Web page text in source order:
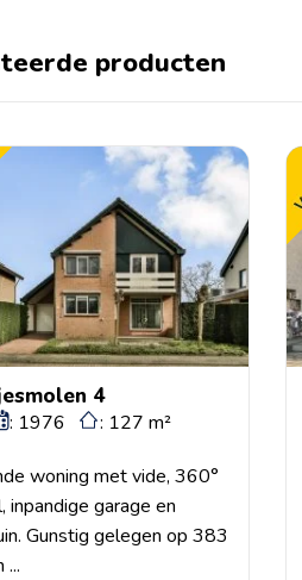
producten
4
: 1976 : 127 m²
woning met vide, 360°
inpandige garage en
Gunstig gelegen op 383
...